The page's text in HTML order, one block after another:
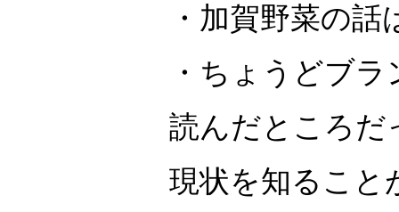
・加賀野菜の
・ちょうどブ
読んだところだ
現状を知ること